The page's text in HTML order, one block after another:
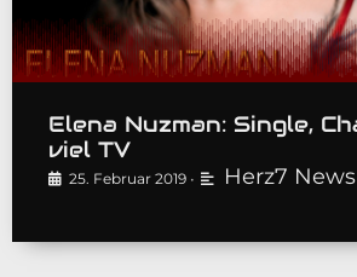
Elena Nuzman: Single,
viel TV
25. Februar 2019 • Herz7 News